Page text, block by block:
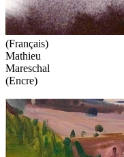
(Français)
Mathieu
Mareschal
(Encre)